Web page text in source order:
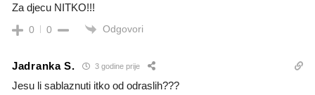
Za djecu NITKO!!!
0 0 Odgovori
Jadranka S. 3 godine prije
Jesu li sablaznuti itko od odraslih???